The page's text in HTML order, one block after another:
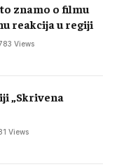
znamo o filmu
reakcija u regiji
Views
„Skrivena
Views